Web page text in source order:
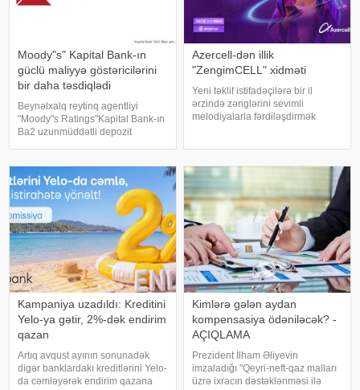
Moody"s" Kapital Bank-ın
güclü maliyyə göstəricilərini
bir daha təsdiqlədi
Beynəlxalq reytinq agentliyi
"Moody"s Ratings"Kapital Bank-ın
Ba2 uzunmüddətli depozit
(Baseline Credit Assessment –
BCA) və müsbətproqnozunu
(Positiv
Azercell-dən illik
"ZengimCELL" xidməti
Yeni təklif istifadəçilərə bir il
ərzində zənglərini sevimli
melodiyalarla fərdiləşdirmək
təklif istifadəçilərə 12 ay ərzind
Kampaniya uzadıldı: Kreditini
Yelo-ya gətir, 2%-dək endirim
qazan
Artıq avqust ayının sonunadək
digər banklardakı kreditlərini Yelo-
da cəmləyərək endirim qazana
Kimlərə gələn aydan
kompensasiya ödəniləcək? -
AÇIQLAMA
Prezident İlham Əliyevin
imzaladığı "Qeyri-neft-qaz malları
üzrə ixracın dəstəklənməsi ilə